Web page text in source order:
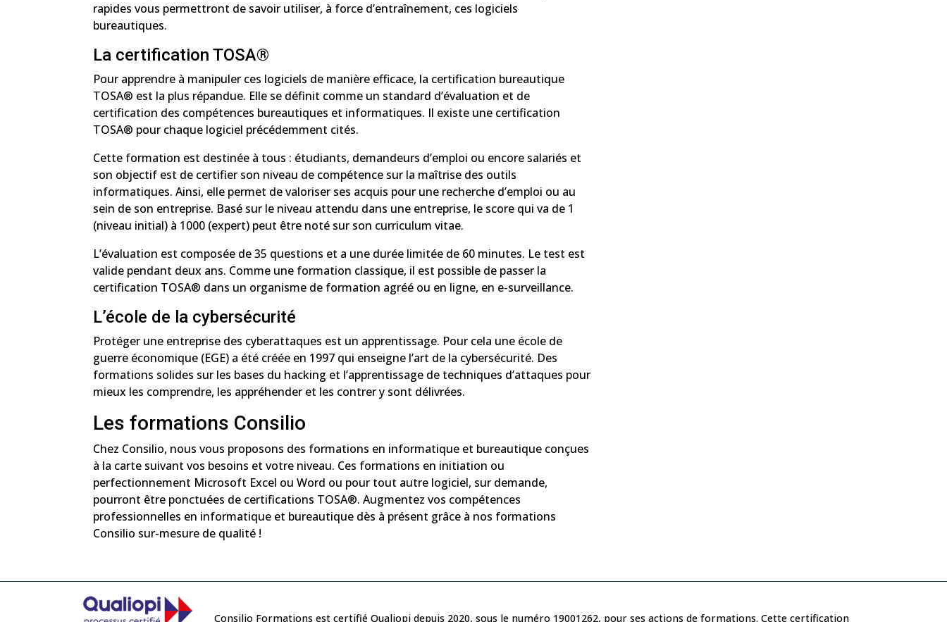
rapides vous permettront de savoir utiliser, à force d’entraînement, ces logiciels
bureautiques.
La certification TOSA®
Pour apprendre à manipuler ces logiciels de manière efficace, la certification bureautique
TOSA® est la plus répandue. Elle se définit comme un standard d’évaluation et de
certification des compétences bureautiques et informatiques. Il existe une certification
TOSA® pour chaque logiciel précédemment cités.
Cette formation est destinée à tous : étudiants, demandeurs d’emploi ou encore salariés et
son objectif est de certifier son niveau de compétence sur la maîtrise des outils
informatiques. Ainsi, elle permet de valoriser ses acquis pour une recherche d’emploi ou au
sein de son entreprise. Basé sur le niveau attendu dans une entreprise, le score qui va de 1
(niveau initial) à 1000 (expert) peut être noté sur son curriculum vitae.
L’évaluation est composée de 35 questions et a une durée limitée de 60 minutes. Le test est
valide pendant deux ans. Comme une formation classique, il est possible de passer la
certification TOSA® dans un organisme de formation agréé ou en ligne, en e-surveillance.
L’école de la cybersécurité
Protéger une entreprise des cyberattaques est un apprentissage. Pour cela une école de
guerre économique (EGE) a été créée en 1997 qui enseigne l’art de la cybersécurité. Des
formations solides sur les bases du hacking et l’apprentissage de techniques d’attaques pour
mieux les comprendre, les appréhender et les contrer y sont délivrées.
Les formations Consilio
Chez Consilio, nous vous proposons des formations en informatique et bureautique conçues
à la carte suivant vos besoins et votre niveau. Ces formations en initiation ou
perfectionnement Microsoft Excel ou Word ou pour tout autre logiciel, sur demande,
pourront être ponctuées de certifications TOSA®. Augmentez vos compétences
professionnelles en informatique et bureautique dès à présent grâce à nos formations
Consilio sur-mesure de qualité !
Consilio Formations est certifié Qualiopi depuis 2020, sous le numéro 19001262, pour ses actions de formations. Cette certification